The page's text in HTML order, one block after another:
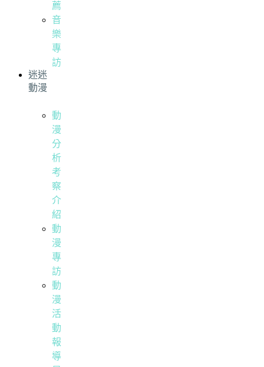
薦
音
樂
專
訪
迷迷
動漫
動
漫
分
析
考
察
介
紹
動
漫
專
訪
動
漫
活
動
報
導